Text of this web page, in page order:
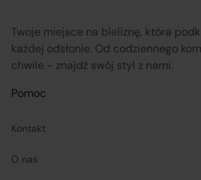
Twoje miejsce na bieliznę, która
każdej odsłonie. Od codziennego
chwile - znajdź swój styl z nami.
Pomoc
Kontakt
O nas
obsługuje odstąpienie od umowy
przekazuje informacje na temat
koordynuje proces odstąpienia od